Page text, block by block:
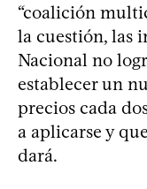
“coalición
la cuestión, las
Nacional no
establecer un
precios cada
a aplicarse y
dará.